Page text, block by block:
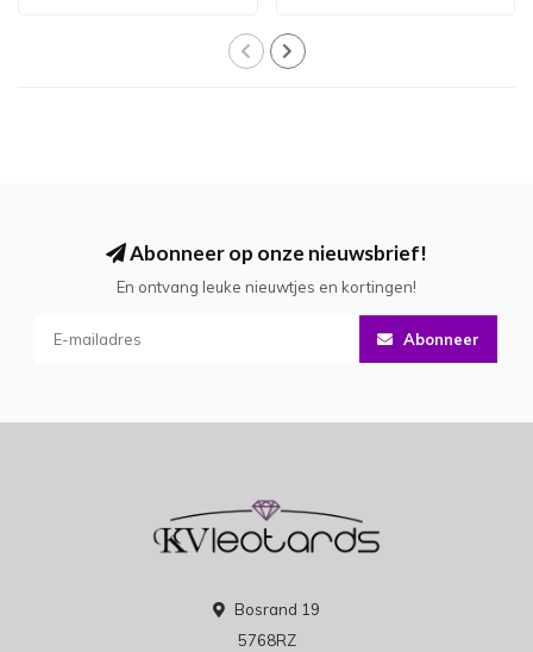
Abonneer op onze nieuwsbrief!
En ontvang leuke nieuwtjes en kortingen!
Abonneer
Bosrand 19
5768RZ